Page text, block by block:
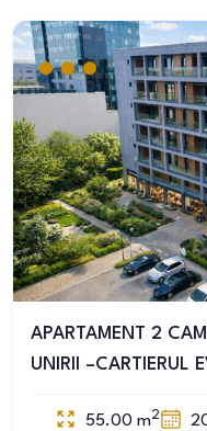
APARTAMENT 2
UNIRII –CARTIERUL
55.00 m2